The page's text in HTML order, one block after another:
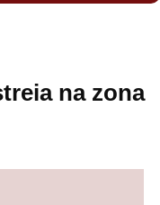
na zona